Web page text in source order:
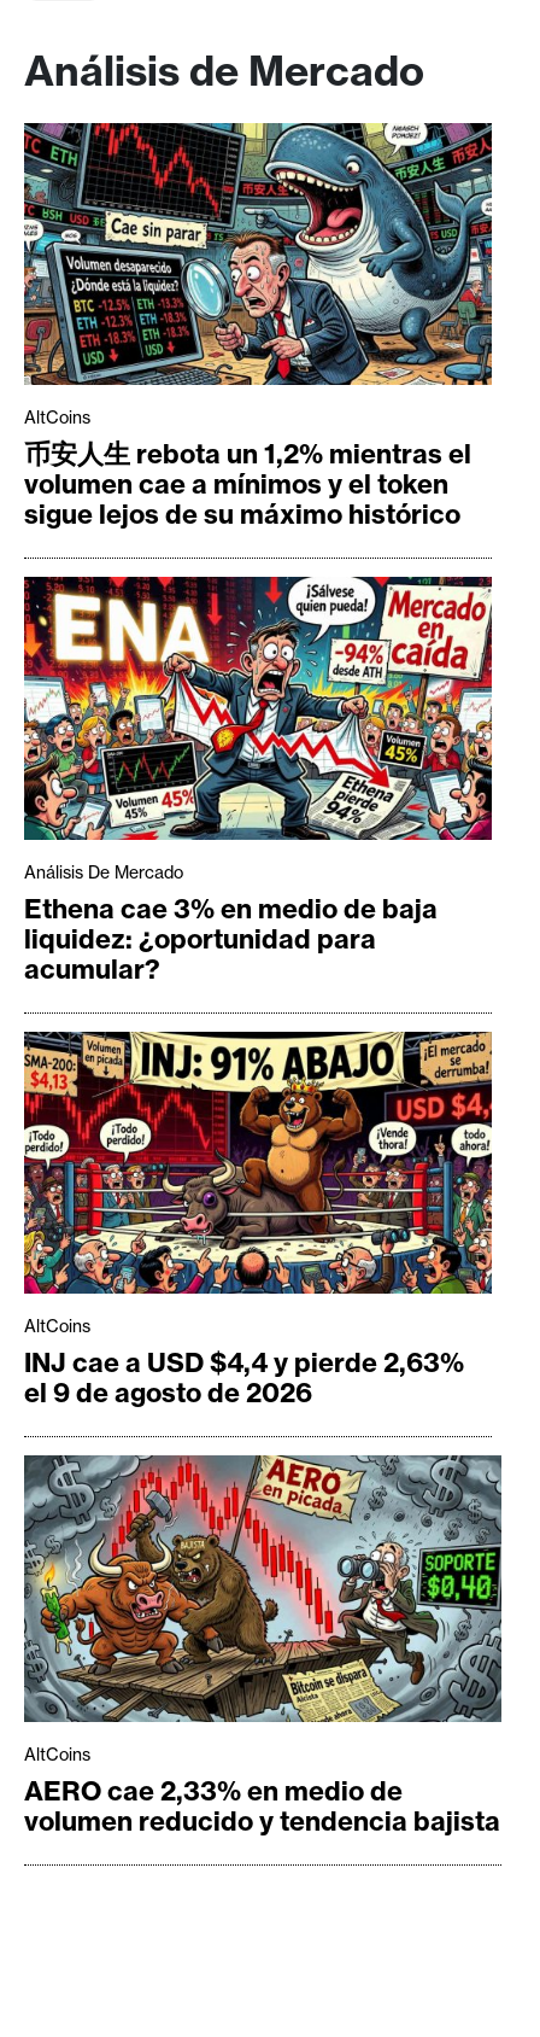
Análisis de Mercado
AltCoins
币安人生 rebota un 1,2% mientras el
volumen cae a mínimos y el token
sigue lejos de su máximo histórico
Análisis De Mercado
Ethena cae 3% en medio de baja
liquidez: ¿oportunidad para
acumular?
AltCoins
INJ cae a USD $4,4 y pierde 2,63%
el 9 de agosto de 2026
AltCoins
AERO cae 2,33% en medio de
volumen reducido y tendencia bajista